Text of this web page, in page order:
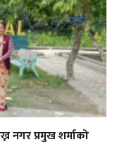
नगर प्रमुख शर्माको